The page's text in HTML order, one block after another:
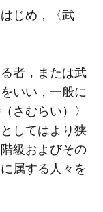
じめ，〈武
者，または武
いい，一般に
（さむらい）〉
してはより狭
級およびその
属する人々を